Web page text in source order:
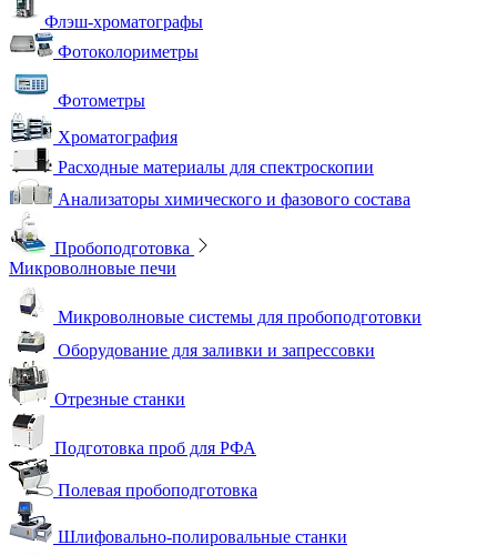
Флэш-хроматографы
Фотоколориметры
Фотометры
Хроматография
Расходные материалы для спектроскопии
Анализаторы химического и фазового состава
Пробоподготовка
Микроволновые печи
Микроволновые системы для пробоподготовки
Оборудование для заливки и запрессовки
Отрезные станки
Подготовка проб для РФА
Полевая пробоподготовка
Шлифовально-полировальные станки